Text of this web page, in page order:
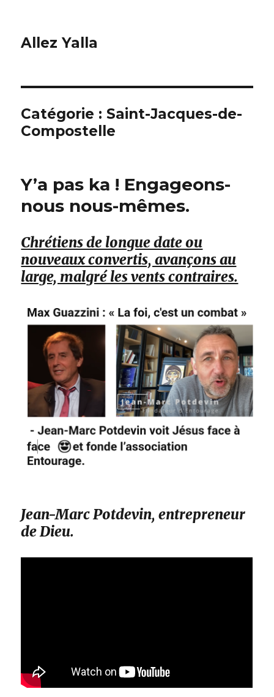
Allez Yalla
Catégorie : Saint-Jacques-de-
Compostelle
Y’a pas ka ! Engageons-
nous nous-mêmes.
Chrétiens de longue date ou
nouveaux convertis, avançons au
large, malgré les vents contraires.
Jean-Marc Potdevin, entrepreneur
de Dieu.